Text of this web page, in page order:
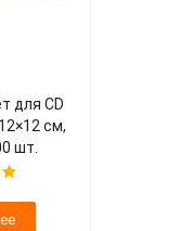
для CD
см,
шт.